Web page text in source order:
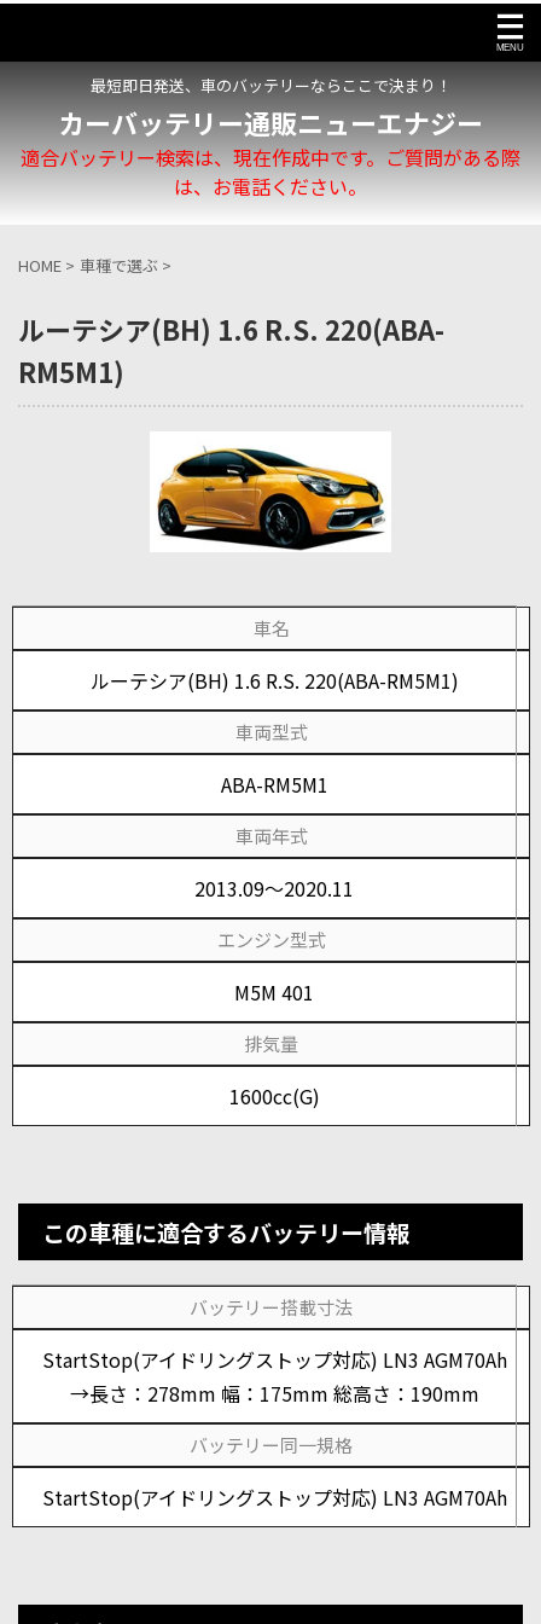
最短即日発送、車のバッテリーならここで決まり！
カーバッテリー通販ニューエナジー
適合バッテリー検索は、現在作成中です。ご質問がある際
は、お電話ください。
HOME > 車種で選ぶ >
ルーテシア(BH) 1.6 R.S. 220(ABA-
RM5M1)
車名
ルーテシア(BH) 1.6 R.S. 220(ABA-RM5M1)
車両型式
ABA-RM5M1
車両年式
2013.09～2020.11
エンジン型式
M5M 401
排気量
1600cc(G)
この車種に適合するバッテリー情報
バッテリー搭載寸法
StartStop(アイドリングストップ対応) LN3 AGM70Ah
→長さ：278mm 幅：175mm 総高さ：190mm
バッテリー同一規格
StartStop(アイドリングストップ対応) LN3 AGM70Ah